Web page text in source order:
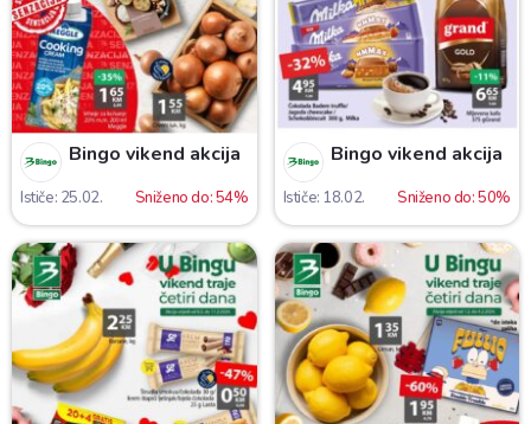
Bingo vikend akcija
Ističe: 25.02. Sniženo do: 54%
Bingo vikend akcija
Ističe: 18.02. Sniženo do: 50%